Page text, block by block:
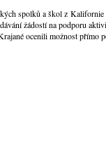
spolků a škol z
žádostí na podporu
ocenili možnost přímo